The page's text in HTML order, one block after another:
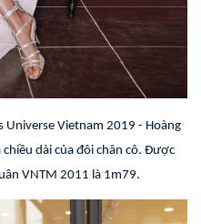
Universe Vietnam 2019 - Hoàng
dài của đôi chân cô. Được
VNTM 2011 là 1m79.